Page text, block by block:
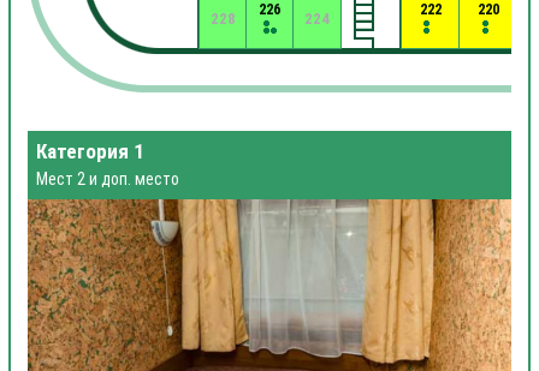
220
222
224
226
228
Категория 1
Мест 2 и доп. место